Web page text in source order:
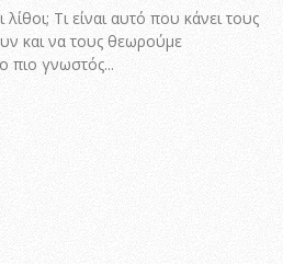
λίθοι; Τι είναι αυτό που κάνει τους
και να τους θεωρούμε
πιο γνωστός...